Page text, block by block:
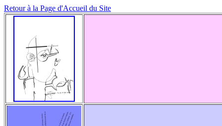
Retour à la Page d'Accueil du Site